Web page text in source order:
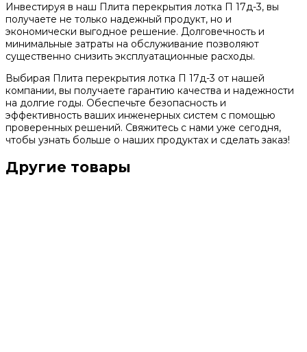
Инвестируя в наш Плита перекрытия лотка П 17д-3, вы
получаете не только надежный продукт, но и
экономически выгодное решение. Долговечность и
минимальные затраты на обслуживание позволяют
существенно снизить эксплуатационные расходы.
Выбирая Плита перекрытия лотка П 17д-3 от нашей
компании, вы получаете гарантию качества и надежности
на долгие годы. Обеспечьте безопасность и
эффективность ваших инженерных систем с помощью
проверенных решений. Свяжитесь с нами уже сегодня,
чтобы узнать больше о наших продуктах и сделать заказ!
Другие товары